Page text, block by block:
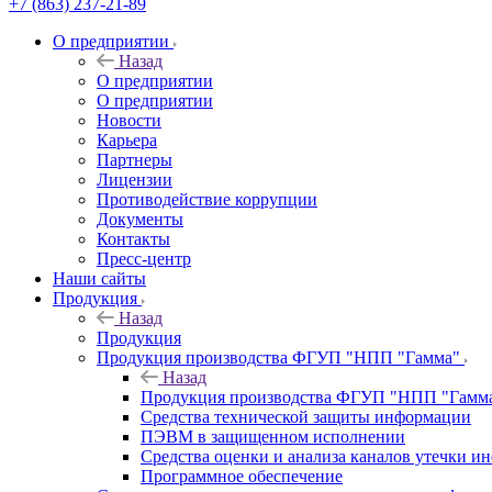
+7 (863) 237-21-89
О предприятии
Назад
О предприятии
О предприятии
Новости
Карьера
Партнеры
Лицензии
Противодействие коррупции
Документы
Контакты
Пресс-центр
Наши сайты
Продукция
Назад
Продукция
Продукция производства ФГУП "НПП "Гамма"
Назад
Продукция производства ФГУП "НПП
Средства технической защиты информации
ПЭВМ в защищенном исполнении
Средства оценки и анализа каналов утечки
Программное обеспечение